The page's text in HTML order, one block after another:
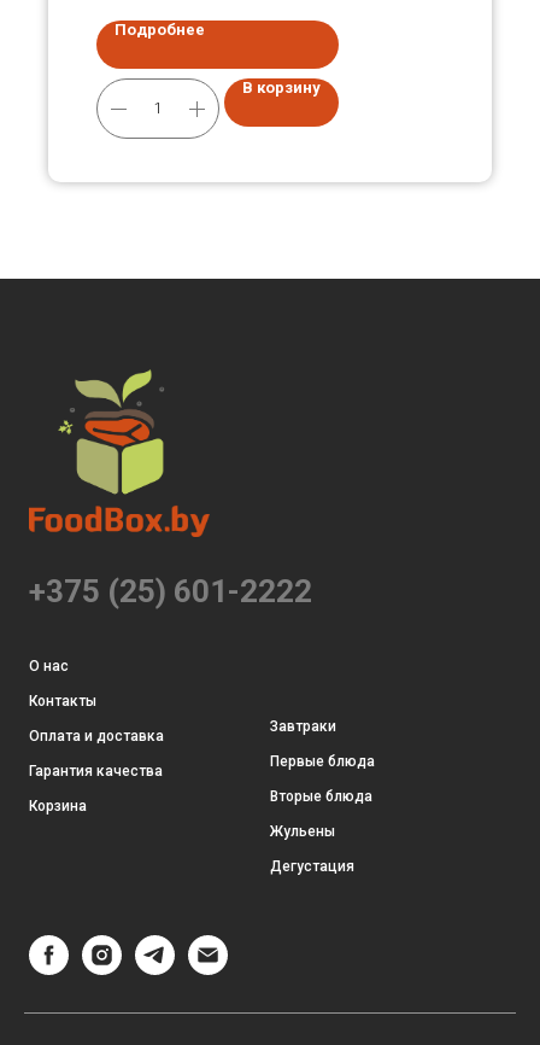
Подробнее
В корзину
+375 (25) 601-2222
О нас
Контакты
Оплата и доставка
Гарантия качества
Корзина
Завтраки
Первые блюда
Вторые блюда
Жульены
Дегустация